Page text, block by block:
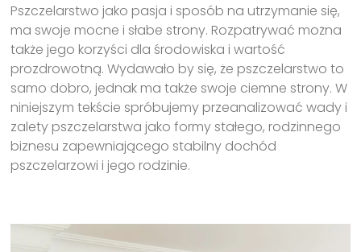
Pszczelarstwo jako pasja i sposób na utrzymanie się,
ma swoje mocne i słabe strony. Rozpatrywać można
także jego korzyści dla środowiska i wartość
prozdrowotną. Wydawało by się, że pszczelarstwo to
samo dobro, jednak ma także swoje ciemne strony. W
niniejszym tekście spróbujemy przeanalizować wady i
zalety pszczelarstwa jako formy stałego, rodzinnego
biznesu zapewniającego stabilny dochód
pszczelarzowi i jego rodzinie.